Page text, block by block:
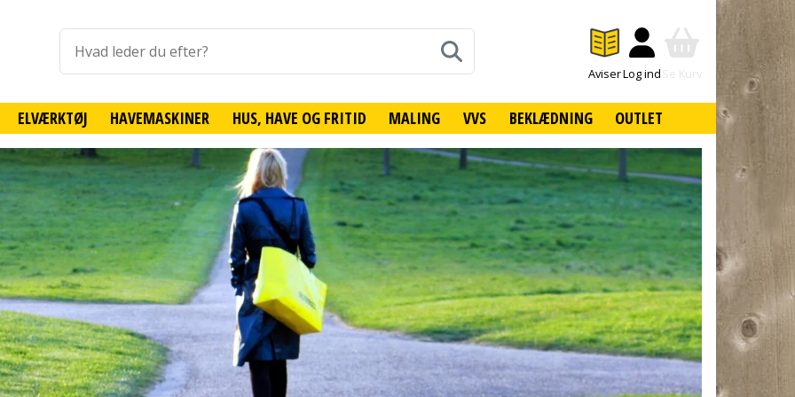
ELVÆRKTØJ HAVEMASKINER HUS, HAVE OG FRITID MALING VVS BEKLÆDNING OUTLET
AviserLog indSe Kurv